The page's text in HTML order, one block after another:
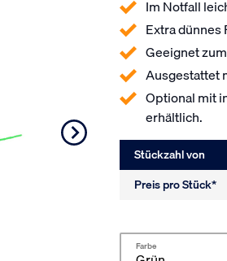
Im Notfall
Extra dünnes
Geeignet
Ausgestattet
Optional mit
erhältlich.
Stückzahl von
Preis pro Stück*
Farbe